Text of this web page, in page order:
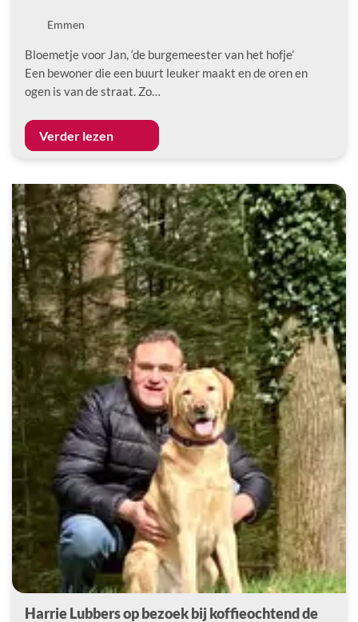
LocatieEmmen
Bloemetje voor Jan, ‘de burgemeester van het hofje’
Een bewoner die een buurt leuker maakt en de oren en
ogen is van de straat. Zo…
Verder lezen
Harrie Lubbers op bezoek bij koffieochtend de